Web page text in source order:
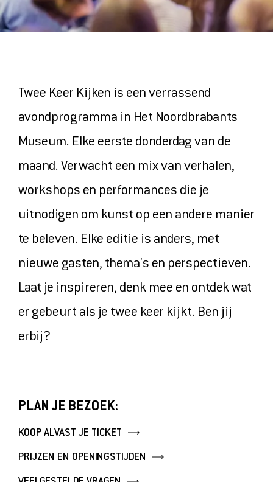
ONZE FAVORIETEN
COLLECTIE
HET MUSEUM
VERHUUR
PERS
DOE EEN DONATIE
Twee Keer Kijken is een verrassend
avondprogramma in Het Noordbrabants
Museum. Elke eerste donderdag van de
maand. Verwacht een mix van verhalen,
workshops en performances die je
uitnodigen om kunst op een andere manier
te beleven. Elke editie is anders, met
nieuwe gasten, thema's en perspectieven.
Laat je inspireren, denk mee en ontdek wat
er gebeurt als je twee keer kijkt. Ben jij
erbij?
PLAN JE BEZOEK:
KOOP ALVAST JE TICKET
PRIJZEN EN OPENINGSTIJDEN